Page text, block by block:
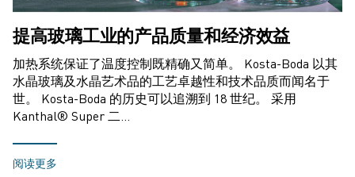
提高玻璃工业的产品质量和经济效益
加热系统保证了温度控制既精确又简单。 Kosta-Boda 以其
水晶玻璃及水晶艺术品的工艺卓越性和技术品质而闻名于
世。 Kosta-Boda 的历史可以追溯到 18 世纪。 采用
Kanthal® Super 二…
阅读更多